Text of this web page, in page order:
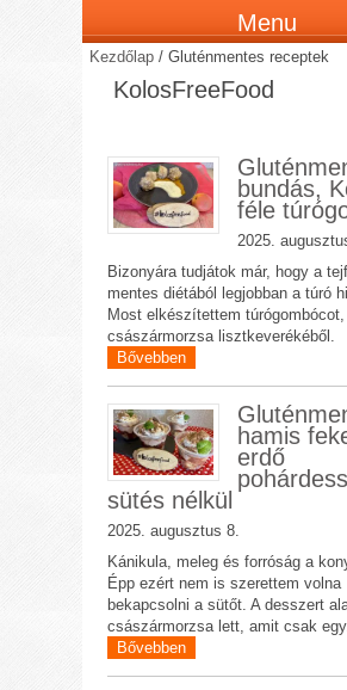
Menu
Kezdőlap /Gluténmentes receptek
KolosFreeFood
bundás,
féle
2025.
Bizonyára tudjátok már, hogy a
mentes diétából legjobban a túró
Most elkészítettem
császármorzsa lisztkeverékéből.
Bővebben
hamis
erdő
sütés nélkül
2025. augusztus 8.
Kánikula, meleg és forróság a
Épp ezért nem is szerettem volna
bekapcsolni a sütőt. A desszert
császármorzsa lett, amit csak
Bővebben